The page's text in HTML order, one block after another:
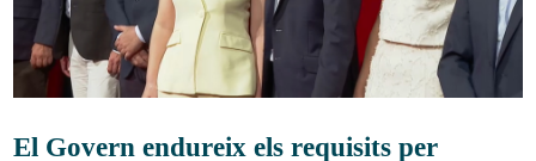
El Govern endureix els requisits per